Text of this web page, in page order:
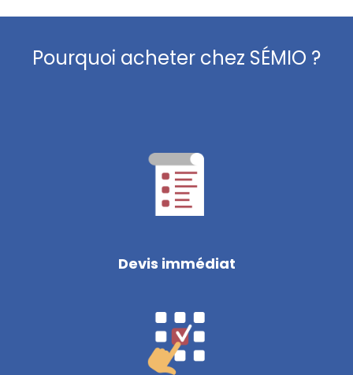
Pourquoi acheter chez SÉMIO ?
Devis immédiat